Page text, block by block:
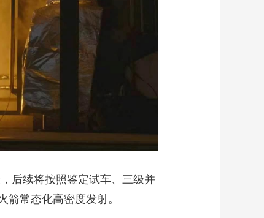
后续将按照鉴定试车、三级并
常态化高密度发射。